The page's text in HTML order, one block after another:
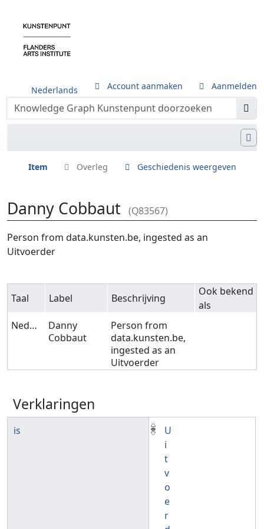
Nederlands Account aanmaken Aanmelden
Item Overleg Geschiedenis weergeven
Danny Cobbaut (Q83567)
Ga naar:navigatie,zoeken
Person from data.kunsten.be, ingested as an
Uitvoerder
Taal Label Beschrijving
Ook bekend
als
Nederlands
Danny
Cobbaut
Person from
data.kunsten.be,
ingested as an
Uitvoerder
Verklaringen
is
U
i
t
v
o
e
r